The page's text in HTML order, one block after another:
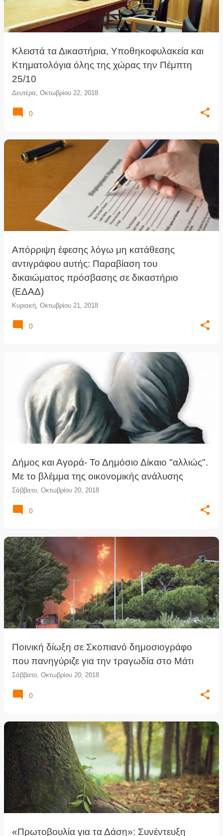
Κλειστά τα Δικαστήρια, Υποθηκοφυλακεία και
Κτηματολόγια όλης της χώρας την Πέμπτη
25/10
Δευτέρα, Οκτωβρίου 22, 2018
0
Απόρριψη έφεσης λόγω μη κατάθεσης
αντιγράφου αυτής: Παραβίαση του
δικαιώματος πρόσβασης σε δικαστήριο
(ΕΔΑΔ)
Κυριακή, Οκτωβρίου 21, 2018
0
Δήμος και Αγορά- Το Δημόσιο Δίκαιο "αλλιώς".
Με το βλέμμα της οικονομικής ανάλυσης
Σάββατο, Οκτωβρίου 20, 2018
0
Ποινική δίωξη σε Σκοπιανό δημοσιογράφο
που πανηγύριζε για την τραγωδία στο Μάτι
Σάββατο, Οκτωβρίου 20, 2018
0
«Πρωτοβουλία για τα Δάση»: Συνέντευξη